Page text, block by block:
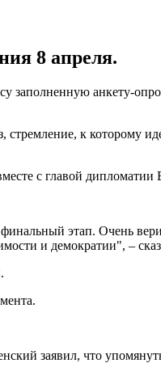
8 апреля.
заполненную анкету-
к которому
с главой
этап. Очень
и демократии", –
заявил, что